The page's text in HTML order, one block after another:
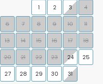
1
2 3 4
6 7 8 9 10 11
13 14 15 16 17 18
20 21 22 23 24 25
27 28 29 30 31